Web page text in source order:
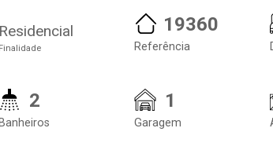
Residencial
Finalidade
19360
Referência
2
Banheiros
1
Garagem